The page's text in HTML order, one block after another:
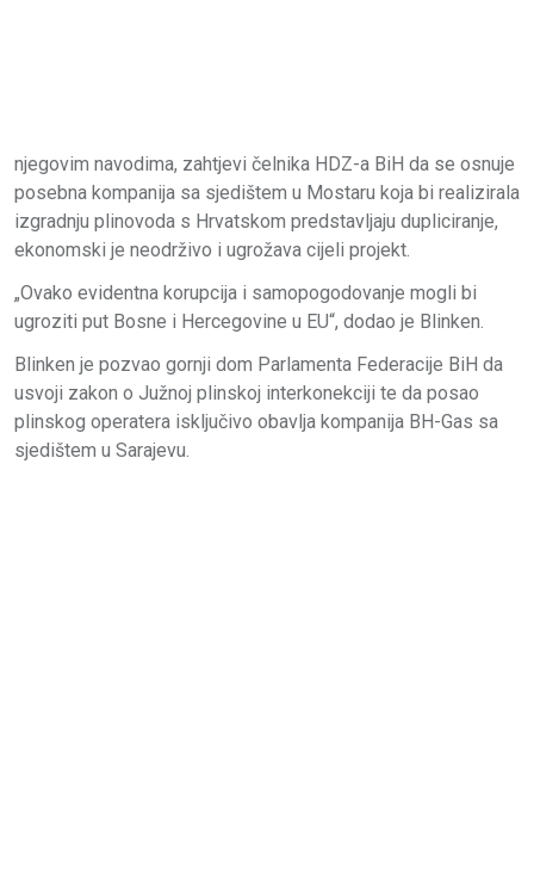
njegovim navodima, zahtjevi čelnika HDZ-a BiH da se osnuje
posebna kompanija sa sjedištem u Mostaru koja bi realizirala
izgradnju plinovoda s Hrvatskom predstavljaju dupliciranje,
ekonomski je neodrživo i ugrožava cijeli projekt.
„Ovako evidentna korupcija i samopogodovanje mogli bi
ugroziti put Bosne i Hercegovine u EU“, dodao je Blinken.
Blinken je pozvao gornji dom Parlamenta Federacije BiH da
usvoji zakon o Južnoj plinskoj interkonekciji te da posao
plinskog operatera isključivo obavlja kompanija BH-Gas sa
sjedištem u Sarajevu.